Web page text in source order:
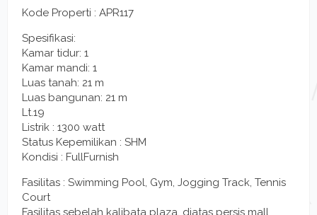
Kode Properti : APR117
Spesifikasi:
Kamar tidur: 1
Kamar mandi: 1
Luas tanah: 21 m
Luas bangunan: 21 m
Lt.19
Listrik : 1300 watt
Status Kepemilikan : SHM
Kondisi : FullFurnish
Fasilitas : Swimming Pool, Gym, Jogging Track, Tennis
Court
Fasilitas sebelah kalibata plaza, diatas persis mall